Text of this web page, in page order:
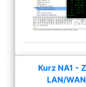
Kurz NA1 -
LAN/